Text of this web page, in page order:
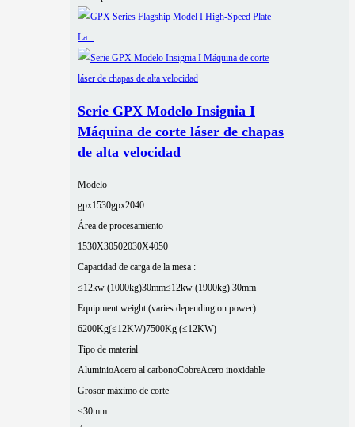
Serie GPX Modelo Insignia I
Máquina de corte láser de chapas
de alta velocidad
Modelo
gpx1530gpx2040
Área de procesamiento
1530X30502030X4050
Capacidad de carga de la mesa :
≤12kw (1000kg)30mm≤12kw (1900kg) 30mm
Equipment weight (varies depending on power)
6200Kg(≤12KW)7500Kg (≤12KW)
Tipo de material
AluminioAcero al carbonoCobreAcero inoxidable
Grosor máximo de corte
≤30mm